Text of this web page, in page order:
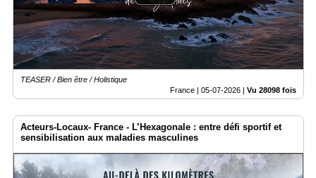
Médias
groupe
Blogs
Prémium
annuaire
Accès
TEASER / Bien être / Holistique
France | 05-07-2026 Vu 28098 fois
Acteurs-Locaux- France - L’Hexagonale : entre défi sportif et
sensibilisation aux maladies masculines